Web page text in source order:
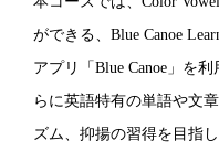
ができる、Blue Canoe
アプリ「Blue Canoe」を
らに英語特有の単語や文
ズム、抑揚の習得を目指し